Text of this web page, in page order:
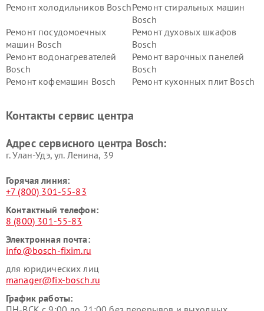
Ремонт холодильников BoschРемонт стиральных машин
Bosch
Ремонт посудомоечных
машин Bosch
Ремонт духовых шкафов
Bosch
Ремонт водонагревателей
Bosch
Ремонт варочных панелей
Bosch
Ремонт кофемашин Bosch
Ремонт кухонных плит Bosch
Ремонт сушильных автоматовРемонт морозильных камер
Контакты сервис центра
Адрес сервисного центра Bosch:
г. Улан-Удэ, ул. Ленина, 39
Горячая линия:
+7 (800) 301-55-83
Контактный телефон:
8 (800) 301-55-83
Электронная почта:
info@bosch-fixim.ru
для юридических лиц
manager@fix-bosch.ru
График работы: